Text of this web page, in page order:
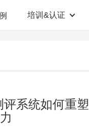
企业管理咨询
人啊人测评云系统
360°评估系统
培训&认证
评系统如何重